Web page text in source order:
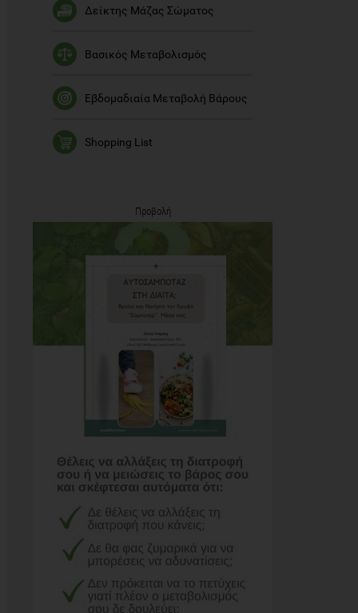
Δείκτης Μάζας Σώματος
Βασικός Μεταβολισμός
Εβδομαδιαία Μεταβολή Βάρους
Shopping List
Προβολή